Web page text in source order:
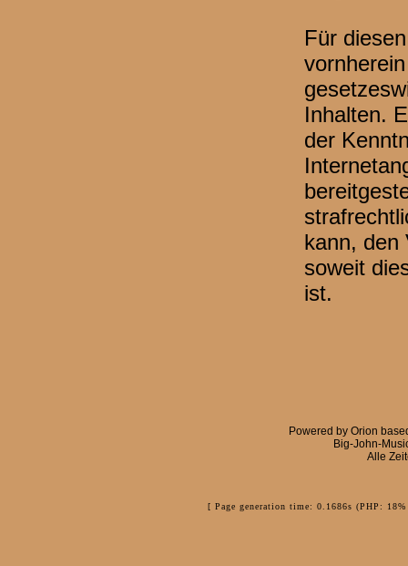
Für
Inhalten.
der
kann, den
soweit
ist.
Powered by Orion
Big-John-
Alle
[ Page generation time: 0.1686s (PHP: